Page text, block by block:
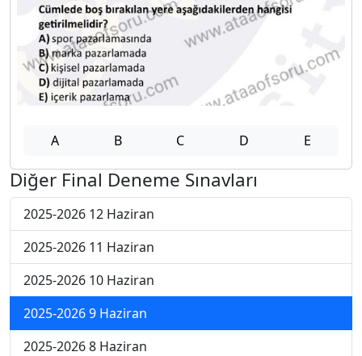
A B C D E
Diğer Final Deneme Sınavları
2025-2026 12 Haziran
2025-2026 11 Haziran
2025-2026 10 Haziran
2025-2026 9 Haziran
2025-2026 8 Haziran